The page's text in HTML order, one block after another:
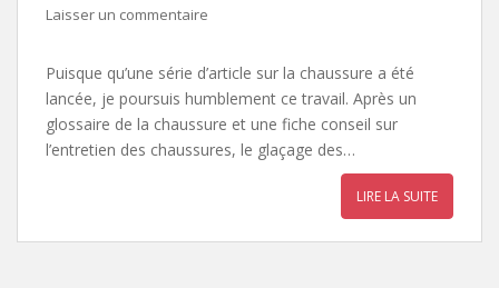
Laisser un commentaire
Puisque qu’une série d’article sur la chaussure a été
lancée, je poursuis humblement ce travail. Après un
glossaire de la chaussure et une fiche conseil sur
l’entretien des chaussures, le glaçage des…
LIRE LA SUITE